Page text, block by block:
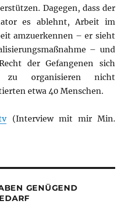
Dagegen, dass der
es ablehnt, Arbeit im
amzuerkennen – er sieht
– und
der Gefangenen sich
zu organisieren nicht
etwa 40 Menschen.
(Interview mit mir Min.
GENÜGEND